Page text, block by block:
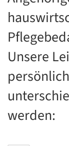
Unsere
werden: